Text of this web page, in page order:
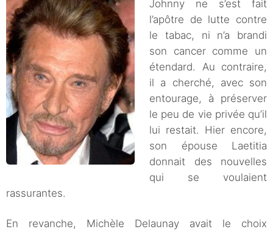
Johnny ne s’est fait
l’apôtre de lutte contre
le tabac, ni n’a brandi
son cancer comme un
étendard. Au contraire,
il a cherché, avec son
entourage, à préserver
le peu de vie privée qu’il
lui restait. Hier encore,
son épouse Laetitia
donnait des nouvelles
qui se voulaient
rassurantes.
En revanche, Michèle Delaunay avait le choix